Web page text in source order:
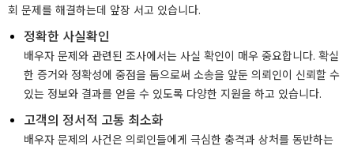
회 문제를 해결하는데 앞장 서고 있습니다.
정확한 사실확인
배우자 문제와 관련된 조사에서는 사실 확인이 매우 중요합니다. 확실
한 증거와 정확성에 중점을 둠으로써 소송을 앞둔 의뢰인이 신뢰할 수
있는 정보와 결과를 얻을 수 있도록 다양한 지원을 하고 있습니다.
고객의 정서적 고통 최소화
배우자 문제의 사건은 의뢰인들에게 극심한 충격과 상처를 동반하는